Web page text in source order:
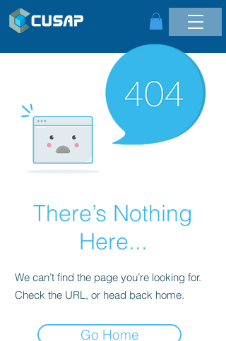
There’s Nothing
Here...
We can’t find the page you’re looking for.
Check the URL, or head back home.
Go Home